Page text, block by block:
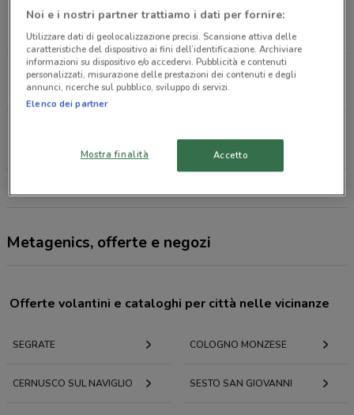
Via Bernardo Celentano, 1 Milano
4.1 km
APERTO
Via Visconti, 18 Cernusco Sul Naviglio
4.3 km
APERTO
4.3 km
APERTO
Metagenics, offerte e negozi
Offerte volantini e cataloghi per città nelle vicinanze
SEGRATE COLOGNO MONZESE
CERNUSCO SUL NAVIGLIO SESTO SAN GIOVANNI
Noi e i nostri partner trattiamo i dati per fornire:
Utilizzare dati di geolocalizzazione precisi. Scansione attiva delle
caratteristiche del dispositivo ai fini dell’identificazione. Archiviare
informazioni su dispositivo e/o accedervi. Pubblicità e contenuti
personalizzati, misurazione delle prestazioni dei contenuti e degli
annunci, ricerche sul pubblico, sviluppo di servizi.
Elenco dei partner
Mostra finalità Accetto